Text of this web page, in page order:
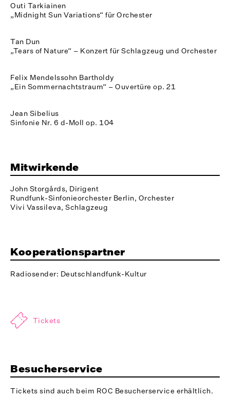
Outi Tarkiainen
„Midnight Sun Variations“ für Orchester
Tan Dun
„Tears of Nature“ – Konzert für Schlagzeug und Orchester
Felix Mendelssohn Bartholdy
„Ein Sommernachtstraum“ – Ouvertüre op. 21
Jean Sibelius
Sinfonie Nr. 6 d-Moll op. 104
Mitwirkende
John Storgårds, Dirigent
Rundfunk-Sinfonieorchester Berlin, Orchester
Vivi Vassileva, Schlagzeug
Kooperationspartner
Radiosender: Deutschlandfunk-Kultur
Tickets
Besucherservice
Tickets sind auch beim ROC Besucherservice erhältlich.